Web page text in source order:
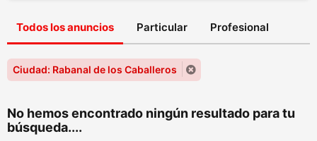
Todos los anuncios Particular Profesional
Ciudad: Rabanal de los Caballeros
No hemos encontrado ningún resultado para tu
búsqueda....